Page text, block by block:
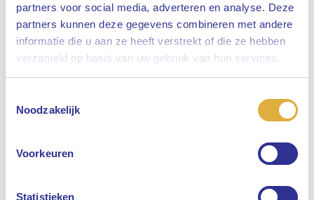
partners voor social media, adverteren en analyse. Deze
partners kunnen deze gegevens combineren met andere
informatie die u aan ze heeft verstrekt of die ze hebben
verzameld op basis van uw gebruik van hun services.
Noodzakelijk
Voorkeuren
Statistieken
Sluiten